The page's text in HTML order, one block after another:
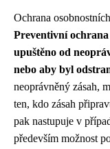
Ochrana
Preventivní
upuštěno od
nebo aby byl
neoprávněný zásah,
ten, kdo zásah
pak nastupuje v
především možnost